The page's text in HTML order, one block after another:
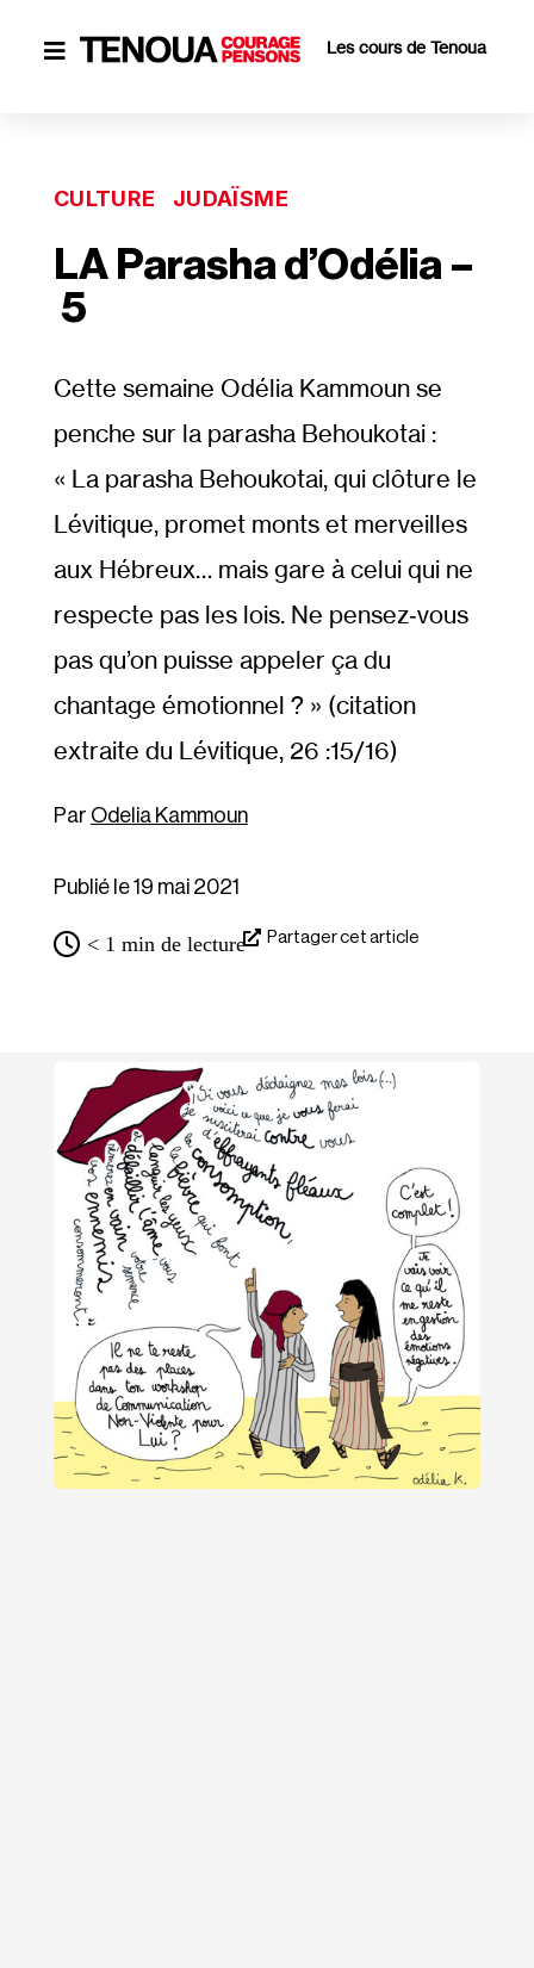
 Les cours de Tenoua
CULTURE JUDAÏSME
LA Parasha d’Odélia –
5
Cette semaine Odélia Kammoun se
penche sur la parasha Behoukotai :
« La parasha Behoukotai, qui clôture le
Lévitique, promet monts et merveilles
aux Hébreux… mais gare à celui qui ne
respecte pas les lois. Ne pensez‐​vous
pas qu’on puisse appeler ça du
chantage émotionnel ? » (citation
extraite du Lévitique, 26 :15/​16)
Odelia Kammoun
Publié le 19 mai 2021
< 1 min de lecture Partager cet article